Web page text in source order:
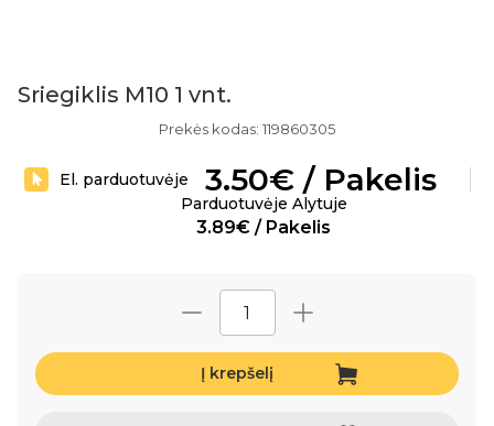
Sriegiklis M10 1 vnt.
Prekės kodas: 119860305
El. parduotuvėje 3.50€ / Pakelis
Parduotuvėje Alytuje
3.89€ / Pakelis
Į krepšelį